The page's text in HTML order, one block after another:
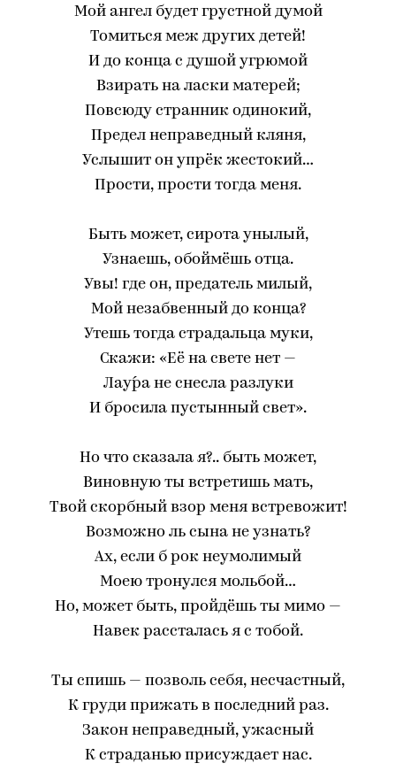
Мой ангел будет грустной думой
Томиться меж других детей!
И до конца с душой угрюмой
Взирать на ласки матерей;
Повсюду странник одинокий,
Предел неправедный кляня,
Услышит он упрёк жестокий…
Прости, прости тогда меня.
Быть может, сирота унылый,
Узнаешь, обоймёшь отца.
Увы! где он, предатель милый,
Мой незабвенный до конца?
Утешь тогда страдальца муки,
Скажи: «Её на свете нет —
Лау́ра не снесла разлуки
И бросила пустынный свет».
Но что сказала я?.. быть может,
Виновную ты встретишь мать,
Твой скорбный взор меня встревожит!
Возможно ль сына не узнать?
Ах, если б рок неумолимый
Моею тронулся мольбой…
Но, может быть, пройдёшь ты мимо —
Навек рассталась я с тобой.
Ты спишь — позволь себя, несчастный,
К груди прижать в последний раз.
Закон неправедный, ужасный
К страданью присуждает нас.